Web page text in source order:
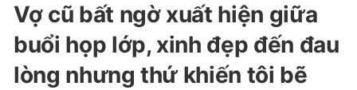
Vợ cũ bất ngờ xuất hiện giữa
buổi họp lớp, xinh đẹp đến đau
lòng nhưng thứ khiến tôi bẽ